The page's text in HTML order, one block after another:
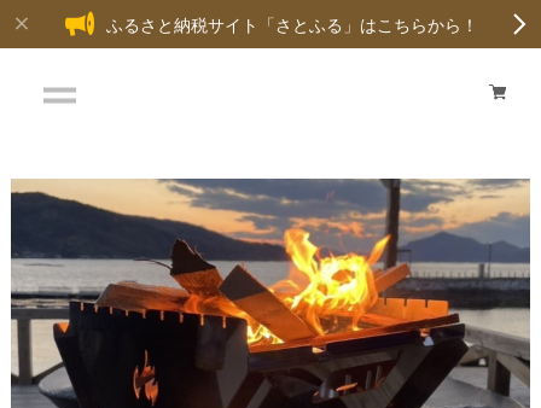
ふるさと納税サイト「さとふる」はこちらから！